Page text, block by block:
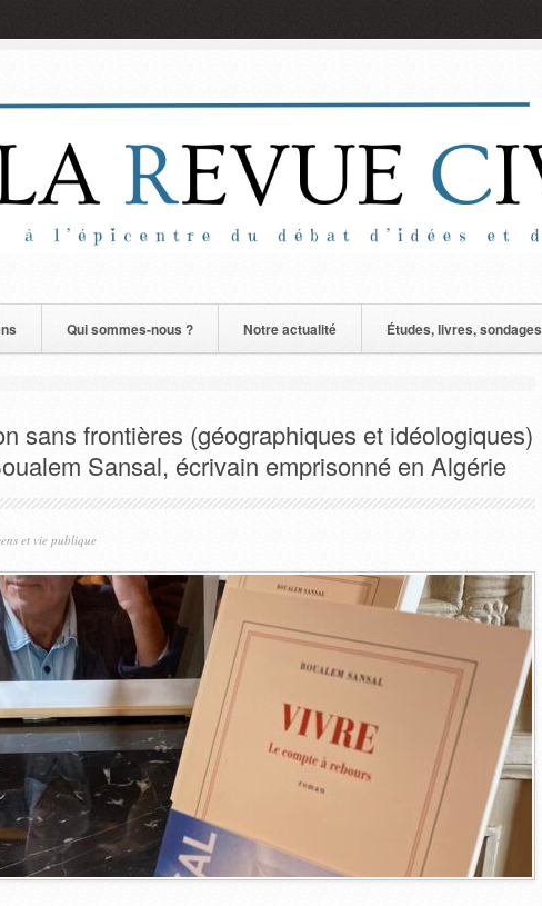
Qui sommes-nous ? Notre actualité Études, livres, sondages
sans frontières (géographiques et idéologiques)
Sansal, écrivain emprisonné en Algérie
et vie publique